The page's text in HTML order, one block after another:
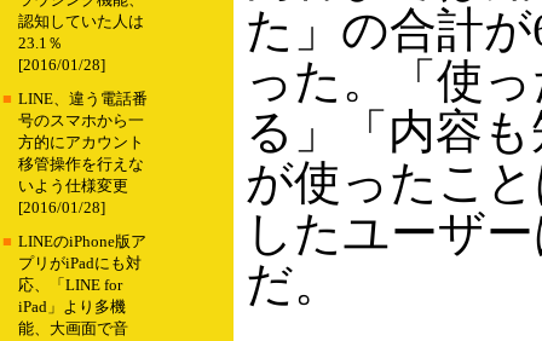
認知していた人は
23.1％
[2016/01/28]
■ LINE、違う電話番
号のスマホから一
方的にアカウント
移管操作を行えな
いよう仕様変更
[2016/01/28]
■ LINEのiPhone版ア
プリがiPadにも対
応、「LINE for
iPad」より多機
能、大画面で音
た」の合計
った。「使
る」「内容
が使ったこ
したユーザ
だ。